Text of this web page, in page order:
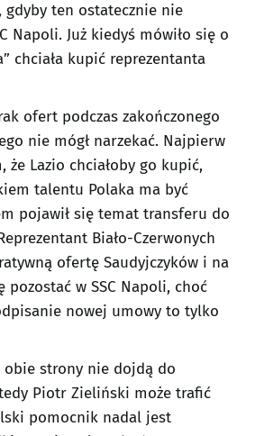
gdyby ten ostatecznie nie
Napoli. Już kiedyś mówiło się o
chciała kupić reprezentanta
ofert podczas zakończonego
nie mógł narzekać. Najpierw
Lazio chciałoby go kupić,
talentu Polaka ma być
pojawił się temat transferu do
Biało-Czerwonych
ofertę Saudyjczyków i na
pozostać w SSC Napoli, choć
nowej umowy to tylko
obie strony nie dojdą do
Piotr Zieliński może trafić
pomocnik nadal jest